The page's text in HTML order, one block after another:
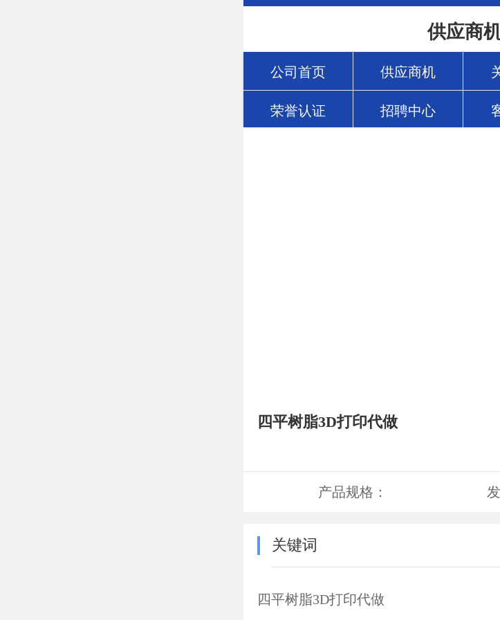
供应商
公司首页 供应商机
荣誉认证 招聘中心
四平树脂3D打印代做
产品规格：
关键词
四平树脂3D打印代做